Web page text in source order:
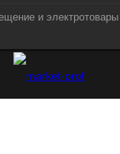
и электротовары